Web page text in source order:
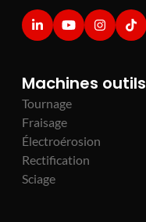
Machines outils
Tournage
Fraisage
Électroérosion
Rectification
Sciage